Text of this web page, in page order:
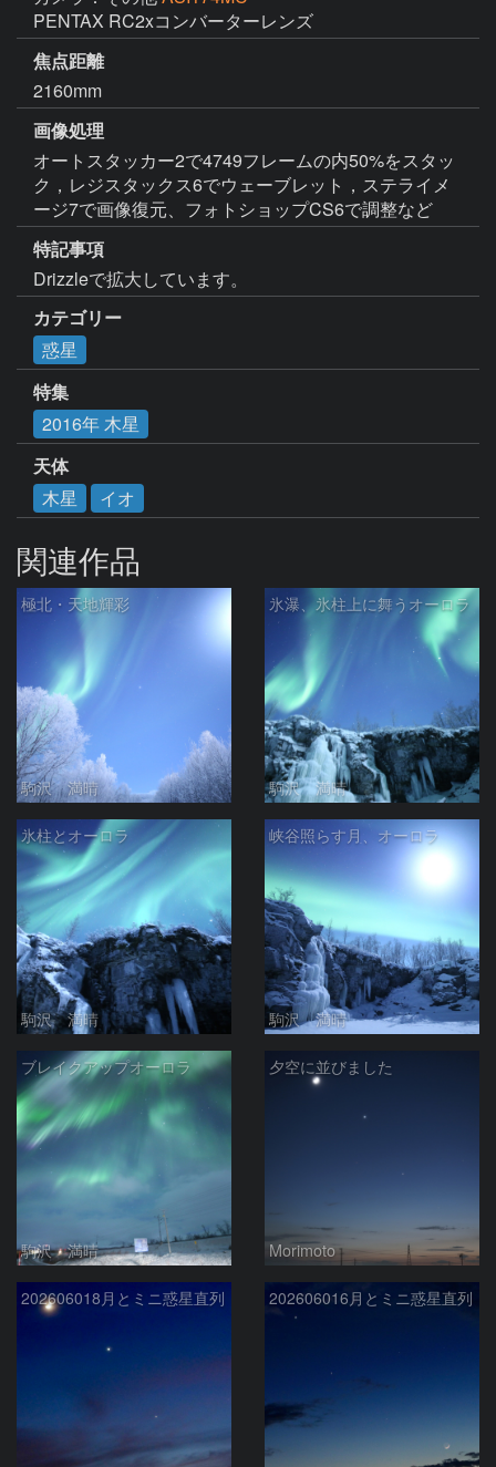
PENTAX RC2xコンバーターレンズ
焦点距離
2160mm
画像処理
オートスタッカー2で4749フレームの内50%をスタッ
ク，レジスタックス6でウェーブレット，ステライメ
ージ7で画像復元、フォトショップCS6で調整など
特記事項
Drizzleで拡大しています。
カテゴリー
惑星
特集
2016年 木星
天体
木星
イオ
関連作品
極北・天地輝彩
駒沢 満晴
氷瀑、氷柱上に舞うオーロラ
駒沢 満晴
氷柱とオーロラ
駒沢 満晴
峡谷照らす月、オーロラ
駒沢 満晴
ブレイクアップオーロラ
駒沢 満晴
夕空に並びました
Morimoto
202606018月とミニ惑星直列 202606016月とミニ惑星直列